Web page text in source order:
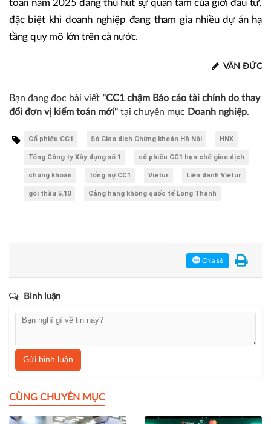
toán năm 2025 đang thu hút sự quan tâm của giới đầu tư,
đặc biệt khi doanh nghiệp đang tham gia nhiều dự án hạ
tầng quy mô lớn trên cả nước.
VĂN ĐỨC
Bạn đang đọc bài viết "CC1 chậm Báo cáo tài chính do thay
đổi đơn vị kiểm toán mới" tại chuyên mục Doanh nghiệp.
Cổ phiếu CC1 Sở Giao dịch Chứng khoán Hà Nội HNX
Tổng Công ty Xây dựng số 1 cổ phiếu CC1 hạn chế giao dịch
chứng khoán tổng nợ CC1 Vietur Liên danh Vietur
gói thầu 5.10 Cảng hàng không quốc tế Long Thành
Chia sẻ
Bình luận
Gửi bình luận
CÙNG CHUYÊN MỤC